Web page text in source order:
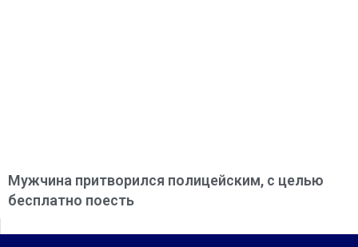
Мужчина притворился полицейским, с целью
бесплатно поесть